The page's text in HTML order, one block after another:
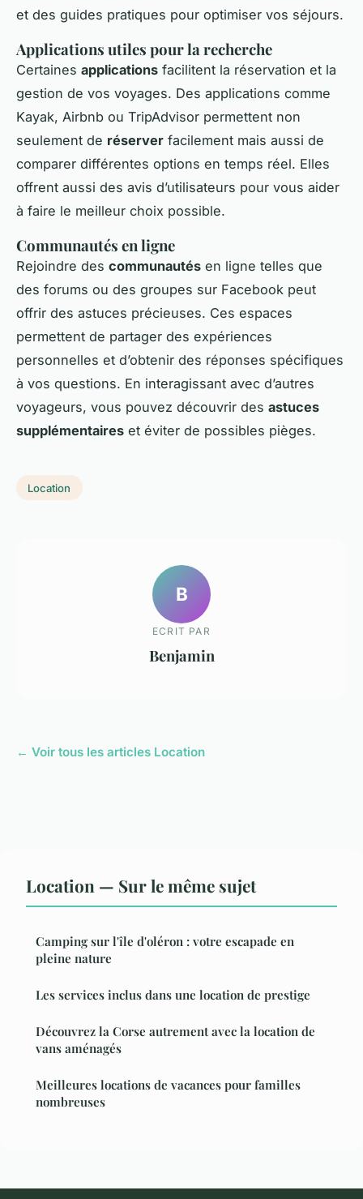
et des guides pratiques pour optimiser vos séjours.
Applications utiles pour la recherche
Certaines applications facilitent la réservation et la
gestion de vos voyages. Des applications comme
Kayak, Airbnb ou TripAdvisor permettent non
seulement de réserver facilement mais aussi de
comparer différentes options en temps réel. Elles
offrent aussi des avis d’utilisateurs pour vous aider
à faire le meilleur choix possible.
Communautés en ligne
Rejoindre des communautés en ligne telles que
des forums ou des groupes sur Facebook peut
offrir des astuces précieuses. Ces espaces
permettent de partager des expériences
personnelles et d’obtenir des réponses spécifiques
à vos questions. En interagissant avec d’autres
voyageurs, vous pouvez découvrir des astuces
supplémentaires et éviter de possibles pièges.
Location
B
ECRIT PAR
Benjamin
← Voir tous les articles Location
Location — Sur le même sujet
Camping sur l'île d'oléron : votre escapade en
pleine nature
Les services inclus dans une location de prestige
Découvrez la Corse autrement avec la location de
vans aménagés
Meilleures locations de vacances pour familles
nombreuses